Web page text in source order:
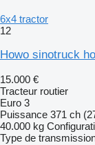
6x4 tractor
12
Howo sinotruck
15.000 €
Tracteur routier
Euro 3
Puissance 371 ch
40.000 kg
Type de